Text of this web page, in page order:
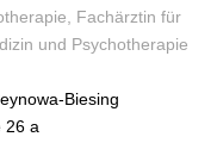
Fachärztin für
und Psychotherapie
Biesing
26 a